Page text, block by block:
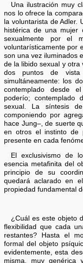
Una ilustración muy
nos lo ofrece la
la voluntarista de Adler.
histérica de una mujer
sexualmente por el
voluntarísticamente por
son una vez iluminados
de la libido sexual y
dos puntos de
simultáneamente: los
contemplado desde
poderío; contemplado
sexual. La síntesis
componiendo por
hace Jung–, de suerte
en otros el instinto de
presente en cada
El exclusivismo de
esencia metafinita del
principio de su
quedará aclarado en
propiedad fundamental
¿Cuál es este objeto
flexibilidad que cada
restantes? Hasta el
formal del objeto
evidentemente, esta
misma, muy